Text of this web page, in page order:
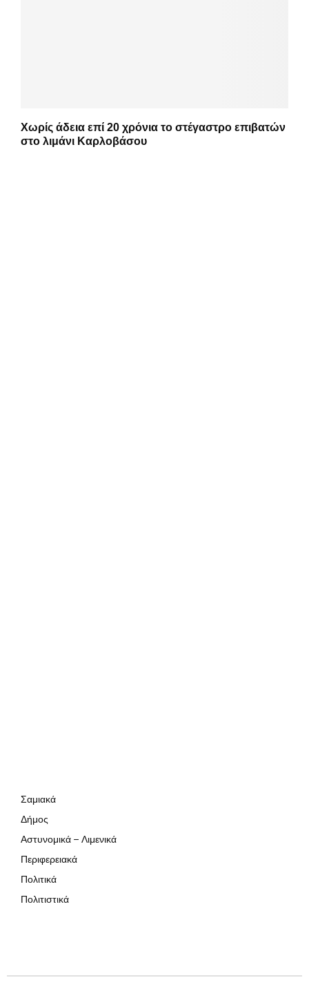
Χωρίς άδεια επί 20 χρόνια το στέγαστρο επιβατών
στο λιμάνι Καρλοβάσου
Σαμιακά
Δήμος
Αστυνομικά – Λιμενικά
Περιφερειακά
Πολιτικά
Πολιτιστικά